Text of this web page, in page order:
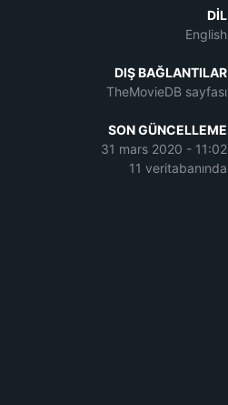
DIL
English
DIŞ BAĞLANTILAR
TheMovieDB sayfası
SON GÜNCELLEME
31 mars 2020 - 11:02
11 veritabanında